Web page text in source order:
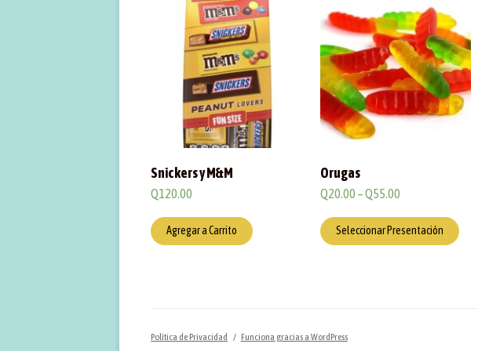
Snickers y M&M
Q120.00
Agregar a Carrito
Orugas
Q20.00 –Q55.00
Seleccionar Presentación
Política de Privacidad Funciona gracias a WordPress